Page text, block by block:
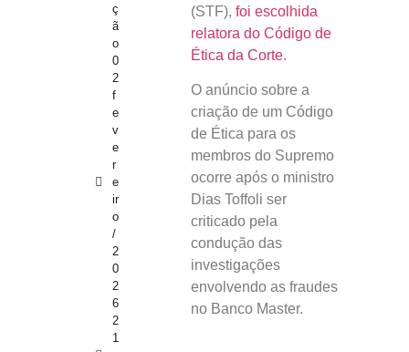
ç
ã
o
0
2
f
e
v
e
r
e
ir
o
/
2
0
2
6
2
1
(STF), foi escolhida
relatora do Código de
Ética da Corte.
O anúncio sobre a
criação de um Código
de Ética para os
membros do Supremo
ocorre após o ministro
Dias Toffoli ser
criticado pela
condução das
investigações
envolvendo as fraudes
no Banco Master.